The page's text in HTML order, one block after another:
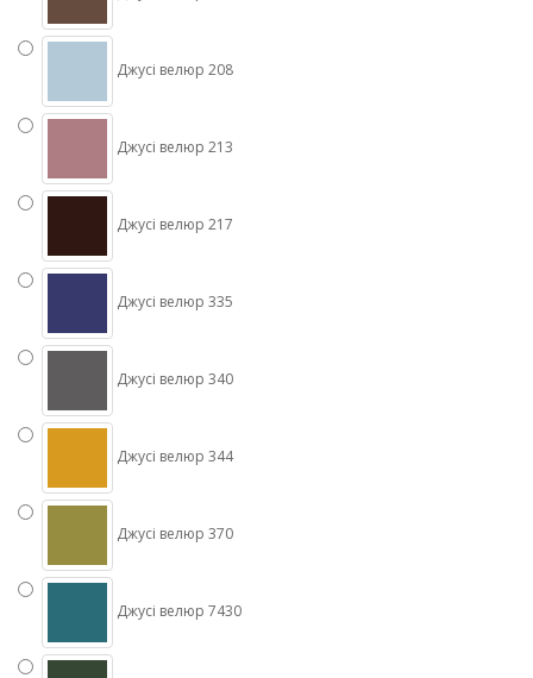
Джусі велюр 208
Джусі велюр 213
Джусі велюр 217
Джусі велюр 335
Джусі велюр 340
Джусі велюр 344
Джусі велюр 370
Джусі велюр 7430